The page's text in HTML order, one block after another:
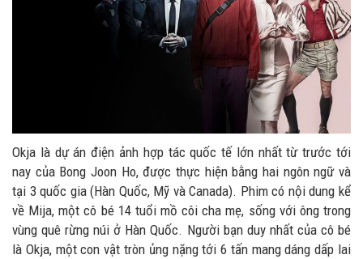
Okja là dự án điện ảnh hợp tác quốc tế lớn nhất từ trước tới
nay của Bong Joon Ho, được thực hiện bằng hai ngôn ngữ và
tại 3 quốc gia (Hàn Quốc, Mỹ và Canada). Phim có nội dung kể
về Mija, một cô bé 14 tuổi mồ côi cha mẹ, sống với ông trong
vùng quê rừng núi ở Hàn Quốc. Người bạn duy nhất của cô bé
là Okja, một con vật tròn ủng nặng tới 6 tấn mang dáng dấp lai